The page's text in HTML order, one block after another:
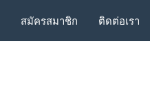
สมัครสมาชิก ติดต่อเรา